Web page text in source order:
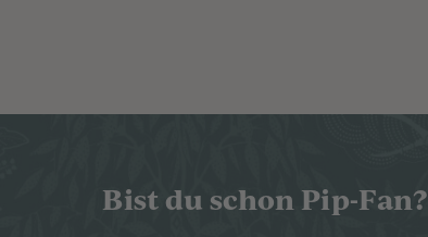
Bist du schon Pip-Fan?